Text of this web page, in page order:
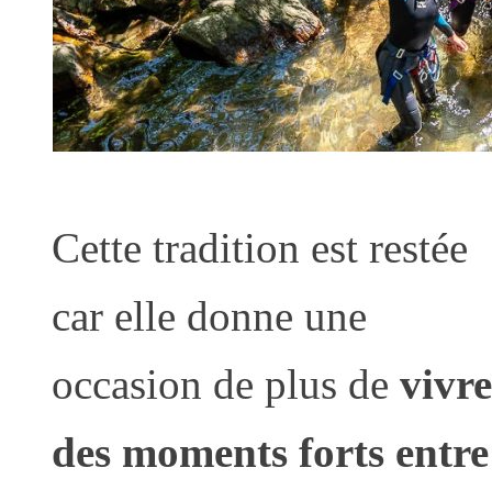
Cette tradition est restée
car elle donne une
occasion de plus de vivre
des moments forts entre